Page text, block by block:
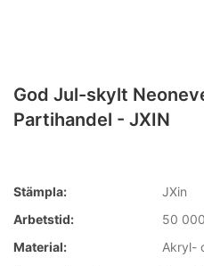
God Jul-skylt
Partihandel - JXIN
Stämpla:
JXin
Arbetstid:
50
Material:
Akryl-